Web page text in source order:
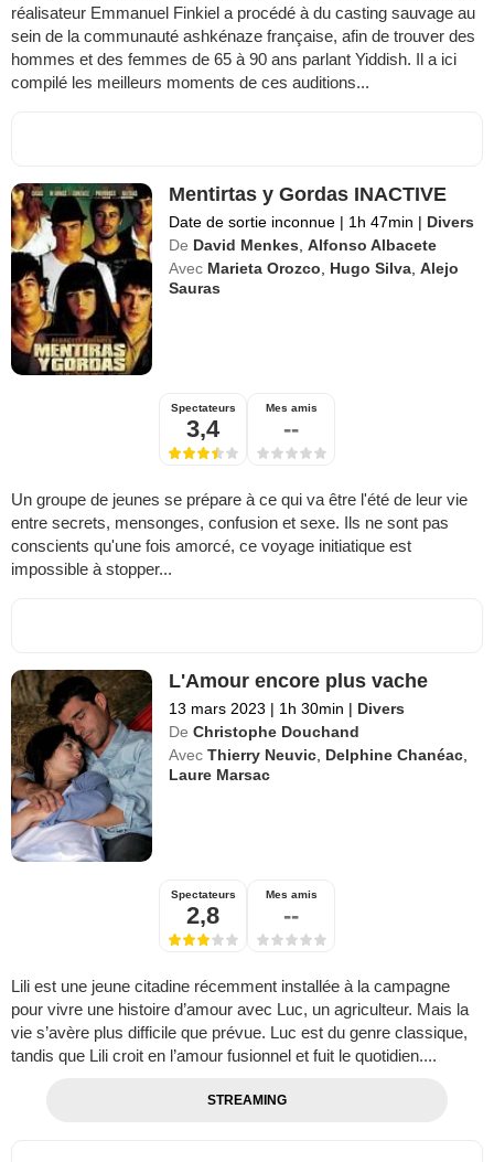
réalisateur Emmanuel Finkiel a procédé à du casting sauvage au
sein de la communauté ashkénaze française, afin de trouver des
hommes et des femmes de 65 à 90 ans parlant Yiddish. Il a ici
compilé les meilleurs moments de ces auditions...
Mentirtas y Gordas INACTIVE
Date de sortie inconnue | 1h 47min | Divers
De David Menkes ,Alfonso Albacete
Avec Marieta Orozco Hugo Silva ,Alejo
Sauras
Spectateurs
3,4
Mes amis
--
Un groupe de jeunes se prépare à ce qui va être l'été de leur vie
entre secrets, mensonges, confusion et sexe. Ils ne sont pas
conscients qu'une fois amorcé, ce voyage initiatique est
impossible à stopper...
L'Amour encore plus vache
13 mars 2023 | 1h 30min | Divers
De Christophe Douchand
Avec Thierry Neuvic Delphine Chanéac
Laure Marsac
Spectateurs
2,8
Mes amis
--
Lili est une jeune citadine récemment installée à la campagne
pour vivre une histoire d’amour avec Luc, un agriculteur. Mais la
vie s’avère plus difficile que prévue. Luc est du genre classique,
tandis que Lili croit en l’amour fusionnel et fuit le quotidien....
STREAMING